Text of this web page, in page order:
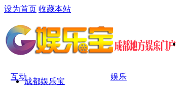
设为首页 收藏本站
成都娱乐宝
互动 娱乐